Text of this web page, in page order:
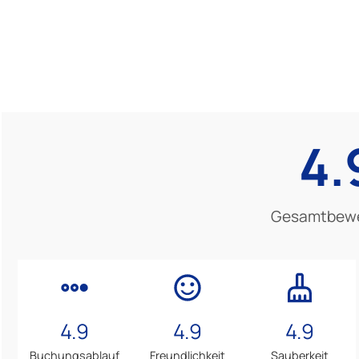
4.9
Buchungsablauf
4.9
Freundlichkeit
4.9
Sauberkeit